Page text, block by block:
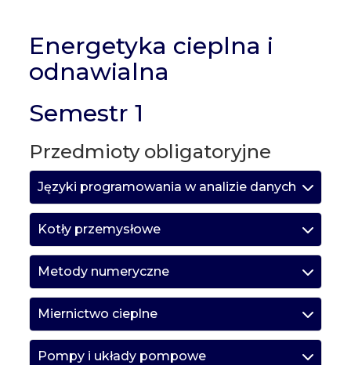
Energetyka cieplna i
odnawialna
Semestr 1
Przedmioty obligatoryjne
Języki programowania w analizie danych
Kotły przemysłowe
Metody numeryczne
Miernictwo cieplne
Pompy i układy pompowe